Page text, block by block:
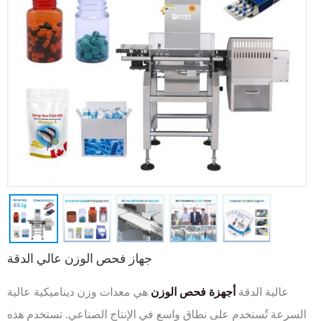
جهاز فحص الوزن عالي الدقة
عالية الدقة أجهزة فحص الوزن هي معدات وزن ديناميكية عالية
السرعة تُستخدم على نطاق واسع في الإنتاج الصناعي. تستخدم هذه